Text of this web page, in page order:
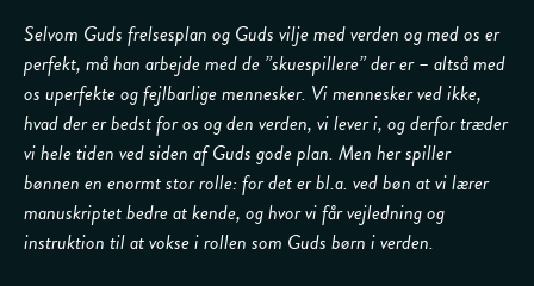
Selvom Guds frelsesplan og Guds vilje med verden og med os er
perfekt, må han arbejde med de ”skuespillere” der er – altså med
os uperfekte og fejlbarlige mennesker. Vi mennesker ved ikke,
hvad der er bedst for os og den verden, vi lever i, og derfor træder
vi hele tiden ved siden af Guds gode plan. Men her spiller
bønnen en enormt stor rolle: for det er bl.a. ved bøn at vi lærer
manuskriptet bedre at kende, og hvor vi får vejledning og
instruktion til at vokse i rollen som Guds børn i verden.